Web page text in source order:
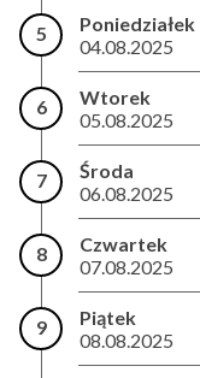
5
Poniedziałek
04.08.2025
6
Wtorek
05.08.2025
7
Środa
06.08.2025
8
Czwartek
07.08.2025
9
Piątek
08.08.2025